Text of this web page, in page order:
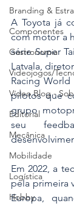
Branding &
Componentes
Gastronomia
Videojogos/
Vídeo Blog -
Editorial
Mecânica
Mobilidade
Logística
Hobby
A Toyota já
com motor a
série Super
Latvala,
Racing World
pilotos que
grupo
seu
Em 2022, a
pela primeira
Europa,